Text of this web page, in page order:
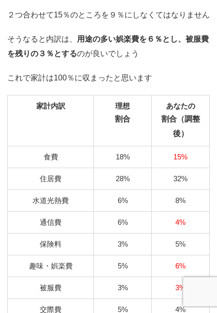
２つ合わせて15％のところを９％にしなくてはなりません
そうなると内訳は、
用途の多い娯楽費を６％とし、被服費
を残りの３％とするのが良いでしょう
これで家計は100％に収まったと思います
家計内訳
理想
割合
あなたの
割合（調整
後）
食費 18% 15%
住居費 28% 32%
水道光熱費 6% 8%
通信費 6% 4%
保険料 3% 5%
趣味・娯楽費 5% 6%
被服費 3% 3%
交際費 5% 4%